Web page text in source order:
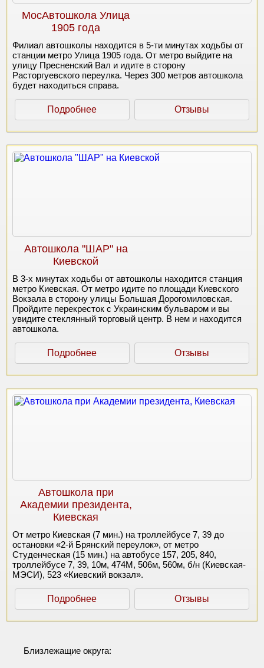
МосАвтошкола Улица
1905 года
Филиал автошколы находится в 5-ти минутах ходьбы от
станции метро Улица 1905 года. От метро выйдите на
улицу Пресненский Вал и идите в сторону
Расторгуевского переулка. Через 300 метров автошкола
будет находиться справа.
Подробнее Отзывы
Автошкола "ШАР" на
Киевской
В 3-х минутах ходьбы от автошколы находится станция
метро Киевская. От метро идите по площади Киевского
Вокзала в сторону улицы Большая Дорогомиловская.
Пройдите перекресток с Украинским бульваром и вы
увидите стеклянный торговый центр. В нем и находится
автошкола.
Подробнее Отзывы
Автошкола при
Академии президента,
Киевская
От метро Киевская (7 мин.) на троллейбусе 7, 39 до
остановки «2-й Брянский переулок», от метро
Студенческая (15 мин.) на автобусе 157, 205, 840,
троллейбусе 7, 39, 10м, 474М, 506м, 560м, б/н (Киевская-
МЭСИ), 523 «Киевский вокзал».
Подробнее Отзывы
Близлежащие округа: